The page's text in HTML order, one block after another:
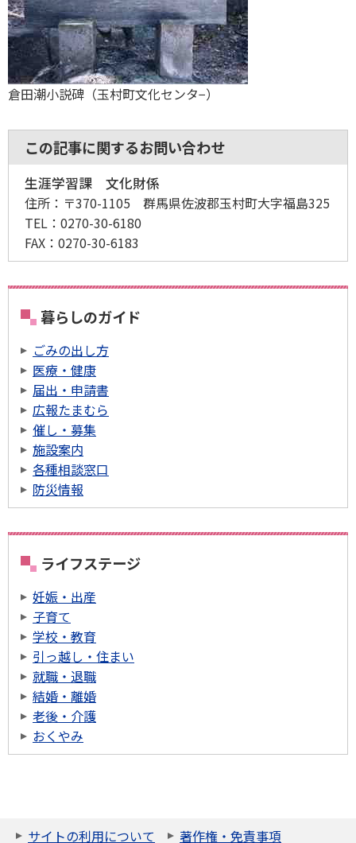
倉田潮小説碑（玉村町文化センタ−）
この記事に関するお問い合わせ
生涯学習課 文化財係
住所： 〒370-1105 群馬県佐波郡玉村町大字福島325
TEL： 0270-30-6180
FAX： 0270-30-6183
暮らしのガイド
ごみの出し方
医療・健康
届出・申請書
広報たまむら
催し・募集
施設案内
各種相談窓口
防災情報
ライフステージ
妊娠・出産
子育て
学校・教育
引っ越し・住まい
就職・退職
結婚・離婚
老後・介護
おくやみ
サイトの利用について 著作権・免責事項